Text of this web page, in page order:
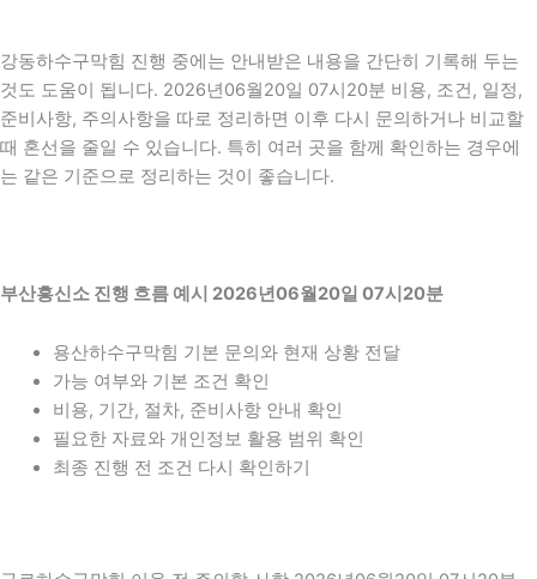
강동하수구막힘 진행 중에는 안내받은 내용을 간단히 기록해 두는
것도 도움이 됩니다. 2026년06월20일 07시20분 비용, 조건, 일정,
준비사항, 주의사항을 따로 정리하면 이후 다시 문의하거나 비교할
때 혼선을 줄일 수 있습니다. 특히 여러 곳을 함께 확인하는 경우에
는 같은 기준으로 정리하는 것이 좋습니다.
부산흥신소 진행 흐름 예시 2026년06월20일 07시20분
용산하수구막힘 기본 문의와 현재 상황 전달
가능 여부와 기본 조건 확인
비용, 기간, 절차, 준비사항 안내 확인
필요한 자료와 개인정보 활용 범위 확인
최종 진행 전 조건 다시 확인하기